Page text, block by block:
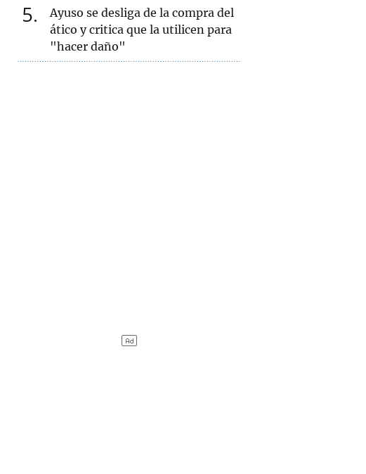
5
Ayuso se desliga de la compra del
ático y critica que la utilicen para
"hacer daño"